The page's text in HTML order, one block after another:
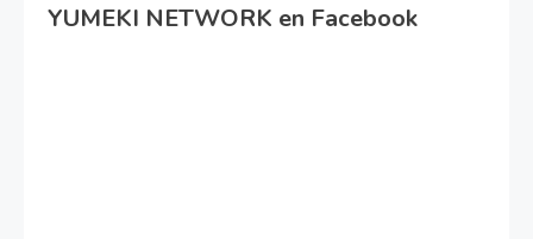
YUMEKI NETWORK en Facebook